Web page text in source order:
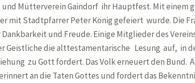
Mütterverein Gaindorf ihr Hauptfest. Mit einem
mit Stadtpfarrer Peter König gefeiert wurde. Die
und Freude. Einige Mitglieder des
Geistliche die alttestamentarische Lesung auf, in
zu Gott fordert. Das Volk erneuert den Bund.
an die Taten Gottes und fordert das